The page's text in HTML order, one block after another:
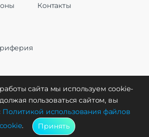
Контакты
сайта мы используем cookie-
пользоваться сайтом, вы
Политикой использования файлов
cookie. Принять